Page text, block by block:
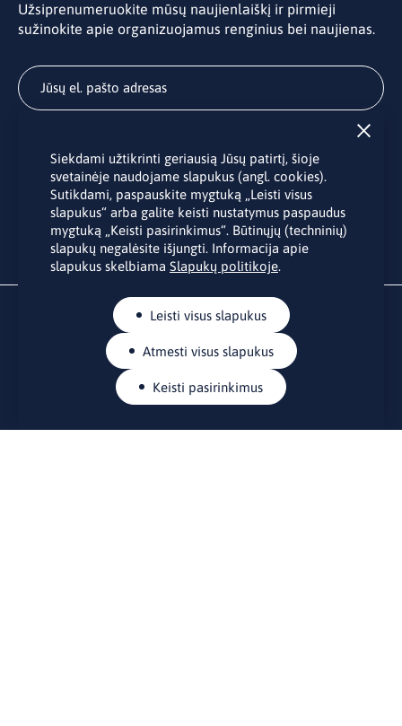
Užsiprenumeruokite mūsų naujienlaiškį ir pirmieji
sužinokite apie organizuojamus renginius bei naujienas.
Užsakydami LINO biuro naujienlaiškį Jūs sutinkate su Jūsų
asmens duomenų tvarkymu pateiktu “Privatumo politikoje
Siekdami užtikrinti geriausią Jūsų patirtį, šioje
svetainėje naudojame slapukus (angl. cookies).
Sutikdami, paspauskite mygtuką „Leisti visus
slapukus“ arba galite keisti nustatymus paspaudus
mygtuką „Keisti pasirinkimus“. Būtinųjų (techninių)
slapukų negalėsite išjungti. Informacija apie
slapukus skelbiama Slapukų politikoje.
Leisti visus slapukus
Atmesti visus slapukus
Keisti pasirinkimus